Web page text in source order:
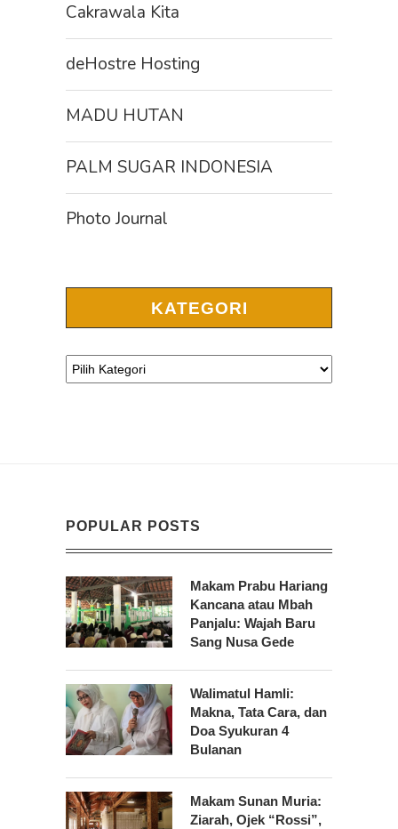
Cakrawala Kita
deHostre Hosting
MADU HUTAN
PALM SUGAR INDONESIA
Photo Journal
KATEGORI
POPULAR POSTS
Makam Prabu Hariang
Kancana atau Mbah
Panjalu: Wajah Baru
Sang Nusa Gede
Walimatul Hamli:
Makna, Tata Cara, dan
Doa Syukuran 4
Bulanan
Makam Sunan Muria:
Ziarah, Ojek “Rossi”,